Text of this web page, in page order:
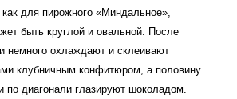
как для пирожного «Миндальное»,
быть круглой и овальной. После
немного охлаждают и склеивают
клубничным конфитюром, а половину
по диагонали глазируют шоколадом.